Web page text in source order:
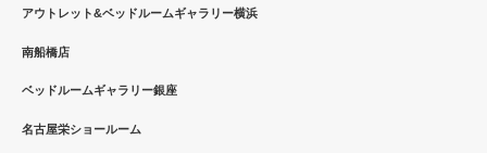
アウトレット&ベッドルームギャラリー横浜
南船橋店
ベッドルームギャラリー銀座
名古屋栄ショールーム